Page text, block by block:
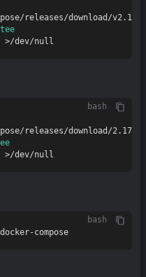
releases/download/
tee
bash
releases/download/
bash